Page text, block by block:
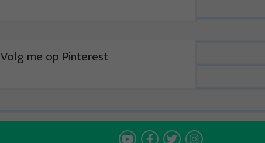
Volg me op Pinterest